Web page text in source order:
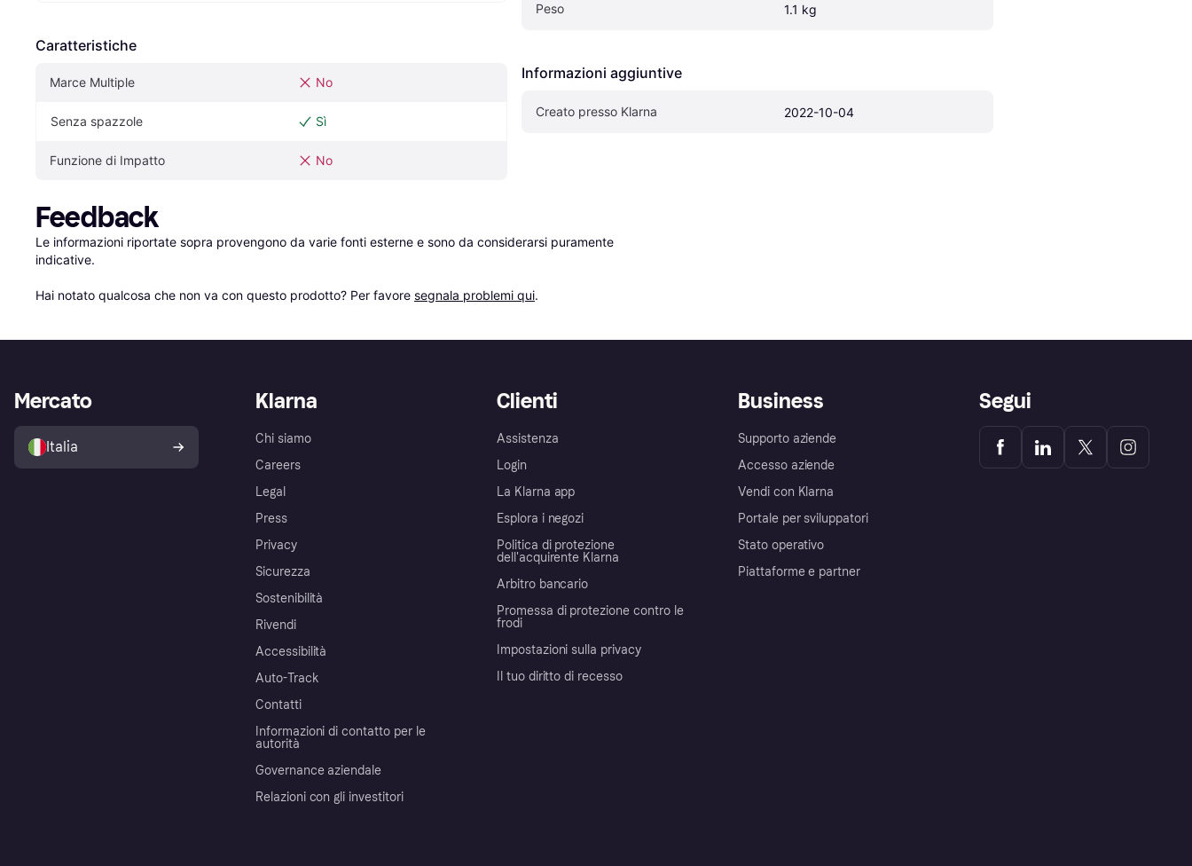
Caratteristiche
Marce Multiple No
Senza spazzole Sì
Funzione di Impatto No
Peso 1.1 kg
Informazioni aggiuntive
Creato presso Klarna 2022-10-04
Feedback
Le informazioni riportate sopra provengono da varie fonti esterne e sono da considerarsi puramente
indicative.
Hai notato qualcosa che non va con questo prodotto? Per favore segnala problemi qui.
Klarna
Chi siamo
Careers
Legal
Press
Privacy
Sicurezza
Sostenibilità
Rivendi
Accessibilità
Auto-Track
Contatti
Informazioni di contatto per le
autorità
Governance aziendale
Relazioni con gli investitori
Clienti
Assistenza
Login
La Klarna app
Esplora i negozi
Politica di protezione
dell'acquirente Klarna
Arbitro bancario
Promessa di protezione contro le
frodi
Impostazioni sulla privacy
Il tuo diritto di recesso
Business
Supporto aziende
Accesso aziende
Vendi con Klarna
Portale per sviluppatori
Stato operativo
Piattaforme e partner
Mercato
Italia
Segui